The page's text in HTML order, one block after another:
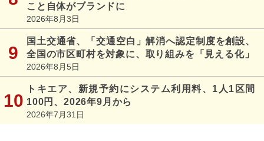
こと自体がブランドに
2026年8月3日
国土交通省、「交通空白」解消へ認定制度を創設、
全国の市区町村を対象に、取り組みを「見える化」
2026年8月5日
トキエア、新規予約にシステム利用料、1人1区間
100円、2026年9月から
2026年7月31日